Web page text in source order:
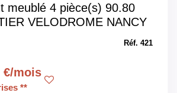
meublé 4 pièce(s) 90.80
VELODROME NANCY
Réf. 421
€/mois
**